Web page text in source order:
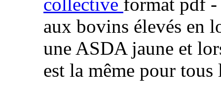
collective format pdf -
aux bovins élevés en
une ASDA jaune et
est la même pour